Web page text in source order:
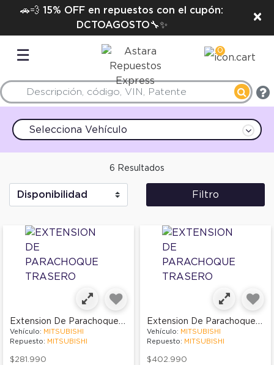
🚗💨 15% OFF en repuestos con el cupón:
DCTOAGOSTO🔧✨
×
☰ 0
Selecciona Vehículo
6 Resultados
Filtro
Extension De Parachoque Trasero
Vehículo: MITSUBISHI
Repuesto: MITSUBISHI
$281.990
Extension De Parachoque Trasero
Vehículo: MITSUBISHI
Repuesto: MITSUBISHI
$402.990